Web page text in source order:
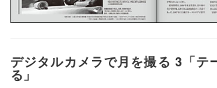
デジタルカメラで月を撮る 3「テ
る」